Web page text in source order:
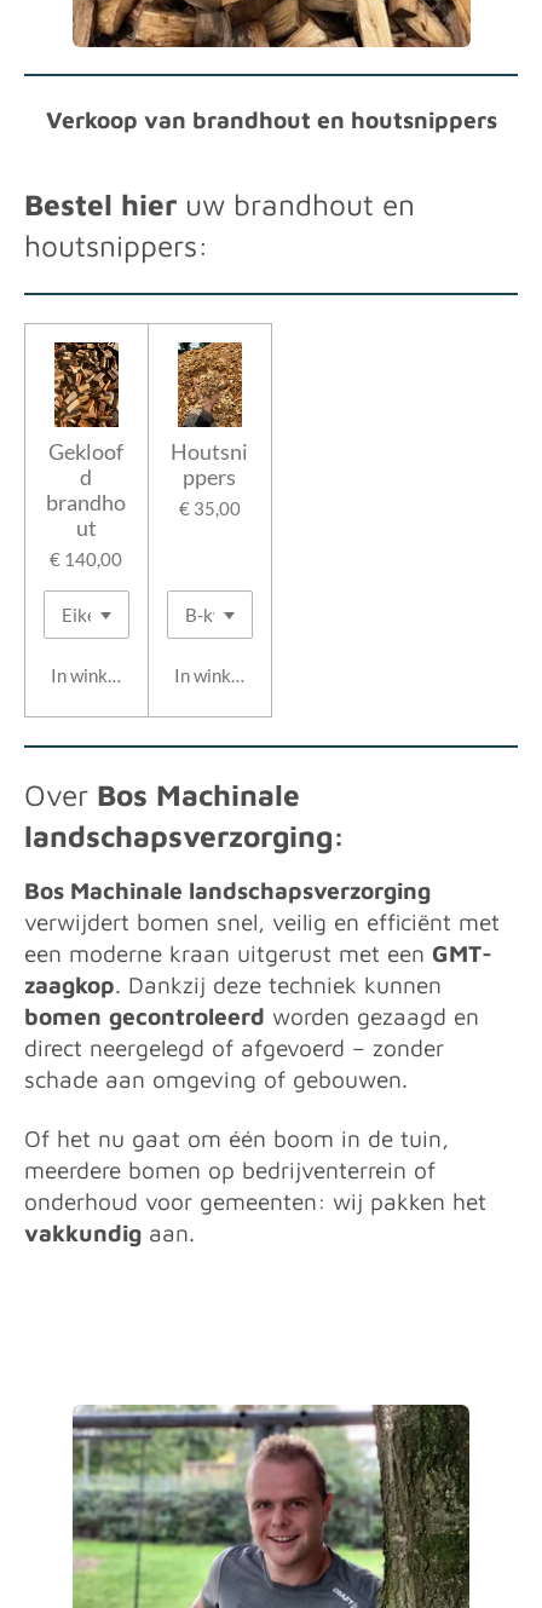
Verkoop van brandhout en houtsnippers
Bestel hier uw brandhout en
houtsnippers:
Gekloof
d
brandho
ut
€ 140,00
In winkelwagen
Houtsni
ppers
€ 35,00
In winkelwagen
Over Bos Machinale
landschapsverzorging:
Bos Machinale landschapsverzorging
verwijdert bomen snel, veilig en efficiënt met
een moderne kraan uitgerust met een GMT-
zaagkop. Dankzij deze techniek kunnen
bomen gecontroleerd worden gezaagd en
direct neergelegd of afgevoerd – zonder
schade aan omgeving of gebouwen.
Of het nu gaat om één boom in de tuin,
meerdere bomen op bedrijventerrein of
onderhoud voor gemeenten: wij pakken het
vakkundig aan.